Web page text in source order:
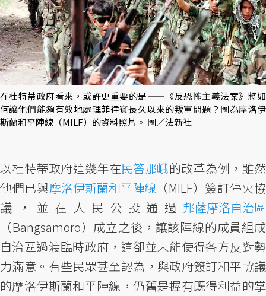
在杜特蒂政府看來，或許更重要的是——《反恐怖主義法案》將如
何讓他們能夠有效地處理菲律賓長久以來的叛軍問題？圖為摩洛伊
斯蘭和平陣線（MILF）的資料照片。 圖／法新社
以杜特蒂政府這幾年在民答那峨的改革為例，雖然
他們已與摩洛伊斯蘭和平陣線 （MILF）簽訂停火協
議，並在人民公投通過 邦薩摩洛自治區
（Bangsamoro）成立之後，讓該陣線的成員組成
自治區過渡臨時政府，這卻並未能使得各方反對勢
力滿意。有些民眾甚至認為，與政府簽訂和平協議
的摩洛伊斯蘭和平陣線，仍舊是握有既得利益的掌